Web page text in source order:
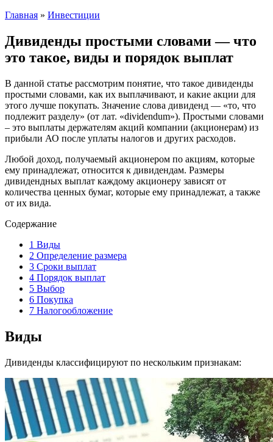
Главная » Инвестиции
Дивиденды простыми словами — что
это такое, виды и порядок выплат
В данной статье рассмотрим понятие, что такое дивиденды
простыми словами, как их выплачивают, и какие акции для
этого лучше покупать. Значение слова дивиденд — «то, что
подлежит разделу» (от лат. «dividendum»). Простыми словами
– это выплаты держателям акций компании (акционерам) из
прибыли АО после уплаты налогов и других расходов.
Любой доход, получаемый акционером по акциям, которые
ему принадлежат, относится к дивидендам. Размеры
дивидендных выплат каждому акционеру зависят от
количества ценных бумаг, которые ему принадлежат, а также
от их вида.
Содержание
1 Виды
2 Определение размера
3 Сроки выплат
4 Порядок выплат
5 Выбор
6 Покупка
7 Налогообложение
Виды
Дивиденды классифицируют по нескольким признакам: